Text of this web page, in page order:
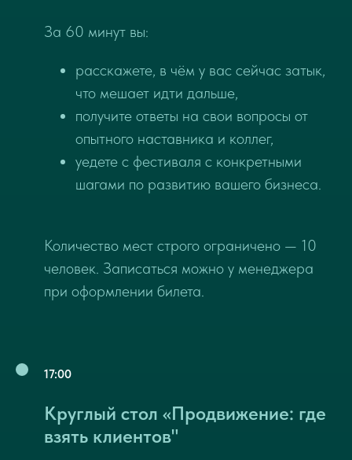
За 60 минут вы:
расскажете, в чём у вас сейчас затык,
что мешает идти дальше,
получите ответы на свои вопросы от
опытного наставника и коллег,
уедете с фестиваля с конкретными
шагами по развитию вашего бизнеса.
Количество мест строго ограничено — 10
человек. Записаться можно у менеджера
при оформлении билета.
17:00
Круглый стол «Продвижение: где
взять клиентов"